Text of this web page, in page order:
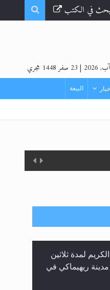
في الكتب
| 23 صفر 1448 هجري
أخبار البيعة
لمدة ثلاثين
ريهيماكي في